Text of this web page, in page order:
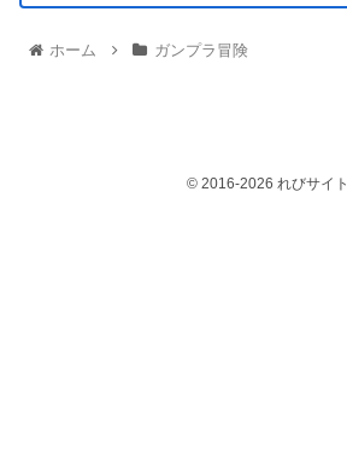
ホーム ガンプラ冒険
© 2016-2026 れびサイト.